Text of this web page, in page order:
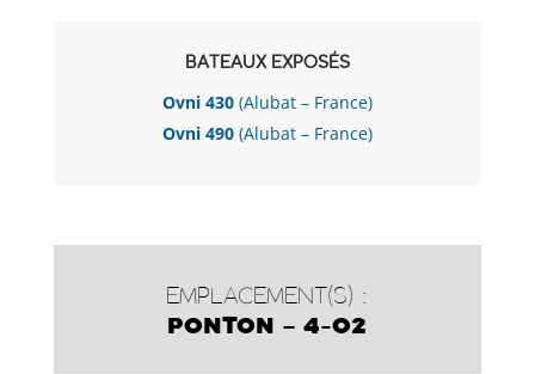
BATEAUX EXPOSÉS
Ovni 430(Alubat – France)
Ovni 490(Alubat – France)
EMPLACEMENT(S) :
PONTON – 4-02